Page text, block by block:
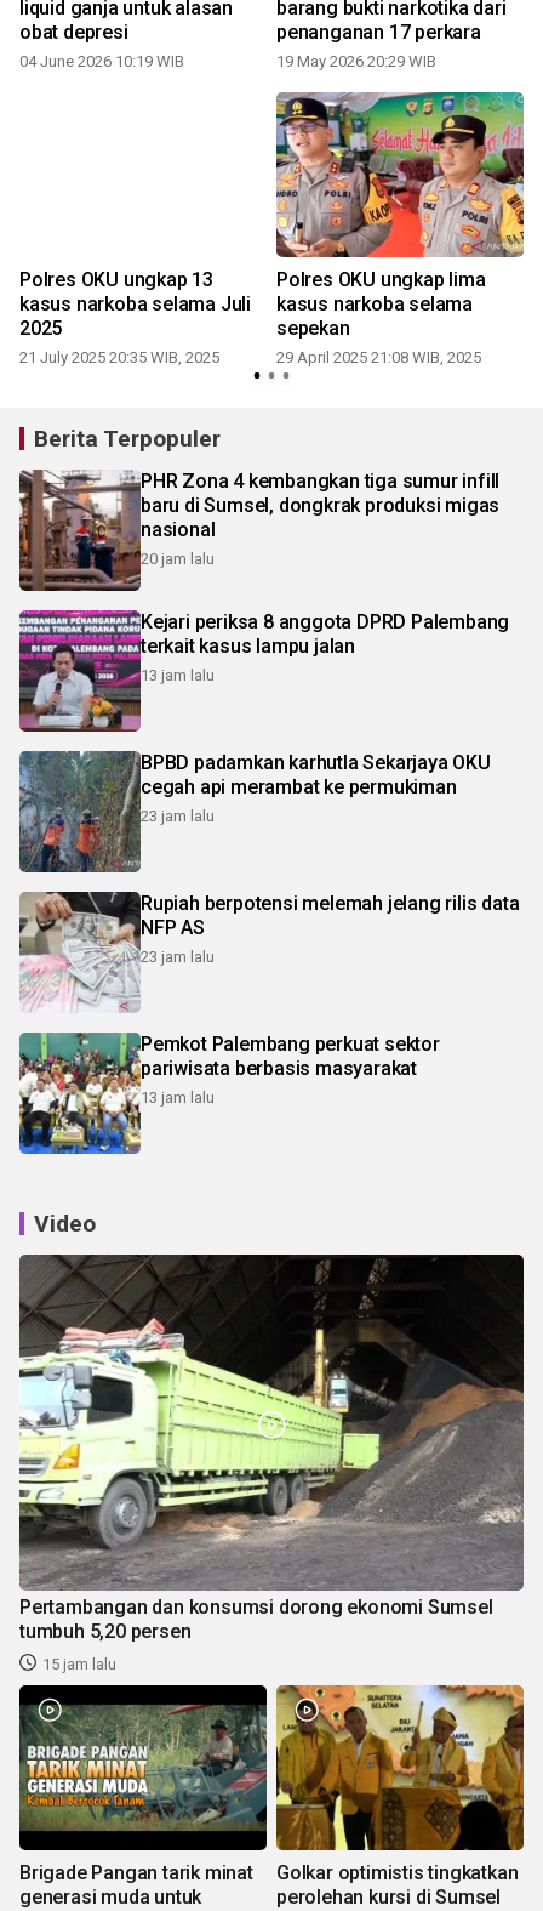
liquid ganja untuk alasan
obat depresi
04 June 2026 10:19 WIB
barang bukti narkotika dari
penanganan 17 perkara
19 May 2026 20:29 WIB
Polres OKU ungkap 13
kasus narkoba selama Juli
2025
21 July 2025 20:35 WIB, 2025
Polres OKU ungkap lima
kasus narkoba selama
sepekan
29 April 2025 21:08 WIB, 2025
Berita Terpopuler
PHR Zona 4 kembangkan tiga sumur infill
baru di Sumsel, dongkrak produksi migas
nasional
20 jam lalu
Kejari periksa 8 anggota DPRD Palembang
terkait kasus lampu jalan
13 jam lalu
BPBD padamkan karhutla Sekarjaya OKU
cegah api merambat ke permukiman
23 jam lalu
Rupiah berpotensi melemah jelang rilis data
NFP AS
23 jam lalu
Pemkot Palembang perkuat sektor
pariwisata berbasis masyarakat
13 jam lalu
Video
Pertambangan dan konsumsi dorong ekonomi Sumsel
tumbuh 5,20 persen
15 jam lalu
Brigade Pangan tarik minat
generasi muda untuk
Golkar optimistis tingkatkan
perolehan kursi di Sumsel